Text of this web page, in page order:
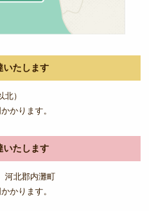
いたします
）
かります。
いたします
河北郡内灘町
かります。